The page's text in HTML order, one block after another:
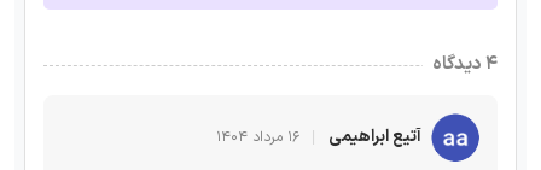
۴ دیدگاه
آتیع ابراهیمی ۱۶ مرداد ۱۴۰۴